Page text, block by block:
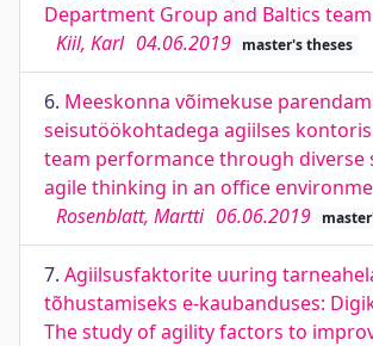
Department Group and Baltics team
Kiil, Karl 04.06.2019 master's theses
6. Meeskonna võimekuse
seisutöökohtadega agiilses
team performance through diverse
agile thinking in an office
Rosenblatt, Martti 06.06.2019
7. Agiilsusfaktorite uuring
tõhustamiseks e-kaubanduses:
The study of agility factors to